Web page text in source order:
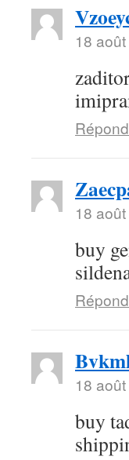
18
18
buy
18
buy